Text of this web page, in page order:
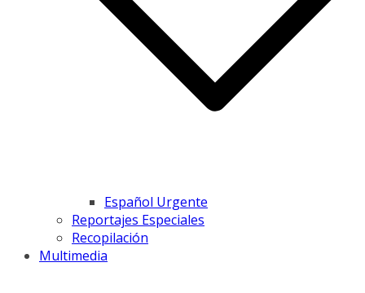
Español Urgente
Reportajes Especiales
Recopilación
Multimedia